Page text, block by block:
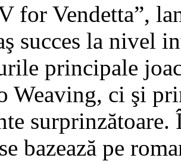
for Vendetta”,
succes la nivel
principale
Weaving, ci şi
bazează pe